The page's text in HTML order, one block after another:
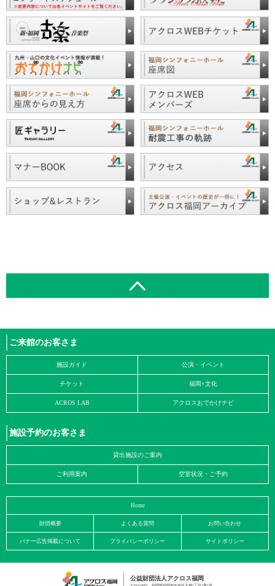
ご来館のお客さま
施設ガイド 公演・イベント
チケット 福岡×文化
ACROS LAB アクロスおでかけナビ
施設予約のお客さま
貸出施設のご案内
ご利用案内 空室状況・ご予約
Home
財団概要 よくある質問 お問い合わせ
バナー広告掲載について プライバシーポリシー サイトポリシー
公益財団法人アクロス福岡